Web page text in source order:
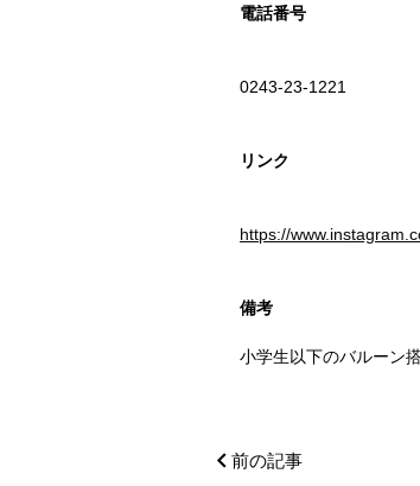
電話番号
0243-23-1221
リンク
https://
備考
小学生以下のバルーン
前の記事